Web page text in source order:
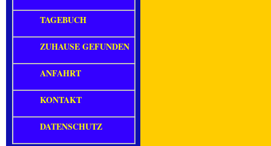
TAGEBUCH
ZUHAUSE GEFUNDEN
ANFAHRT
KONTAKT
DATENSCHUTZ